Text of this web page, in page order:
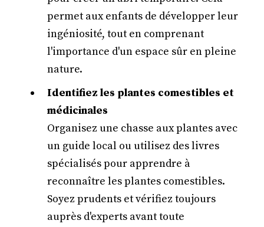
permet aux enfants de développer leur
ingéniosité, tout en comprenant
l'importance d'un espace sûr en pleine
nature.
Identifiez les plantes comestibles et
médicinales
Organisez une chasse aux plantes avec
un guide local ou utilisez des livres
spécialisés pour apprendre à
reconnaître les plantes comestibles.
Soyez prudents et vérifiez toujours
auprès d'experts avant toute